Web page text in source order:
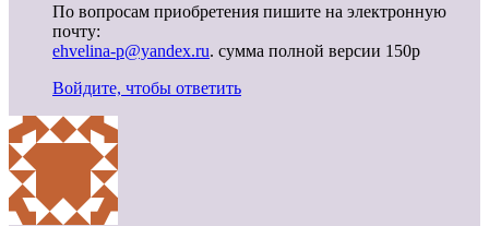
По вопросам приобретения пишите на электронную
почту:
ehvelina-p@yandex.ru. сумма полной версии 150р
Войдите, чтобы ответить